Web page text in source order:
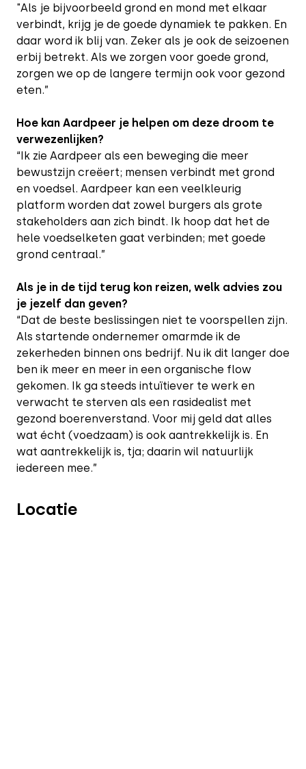
"Als je bijvoorbeeld grond en mond met elkaar
verbindt, krijg je de goede dynamiek te pakken. En
daar word ik blij van. Zeker als je ook de seizoenen
erbij betrekt. Als we zorgen voor goede grond,
zorgen we op de langere termijn ook voor gezond
eten.”
Hoe kan Aardpeer je helpen om deze droom te
verwezenlijken?
“Ik zie Aardpeer als een beweging die meer
bewustzijn creëert; mensen verbindt met grond
en voedsel. Aardpeer kan een veelkleurig
platform worden dat zowel burgers als grote
stakeholders aan zich bindt. Ik hoop dat het de
hele voedselketen gaat verbinden; met goede
grond centraal.”
Als je in de tijd terug kon reizen, welk advies zou
je jezelf dan geven?
“Dat de beste beslissingen niet te voorspellen zijn.
Als startende ondernemer omarmde ik de
zekerheden binnen ons bedrijf. Nu ik dit langer doe
ben ik meer en meer in een organische flow
gekomen. Ik ga steeds intuïtiever te werk en
verwacht te sterven als een rasidealist met
gezond boerenverstand. Voor mij geld dat alles
wat écht (voedzaam) is ook aantrekkelijk is. En
wat aantrekkelijk is, tja; daarin wil natuurlijk
iedereen mee.”
Locatie